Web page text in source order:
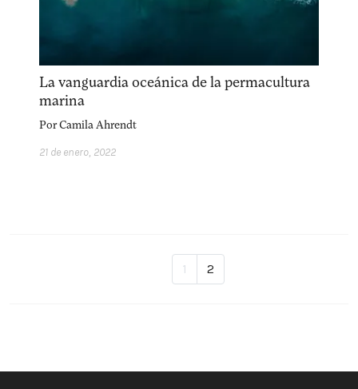
La vanguardia oceánica de la permacultura
marina
PorCamila Ahrendt
21 de enero, 2022
1 2